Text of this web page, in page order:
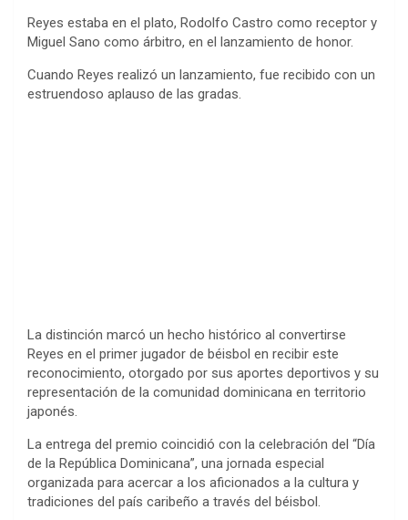
Reyes estaba en el plato, Rodolfo Castro como receptor y
Miguel Sano como árbitro, en el lanzamiento de honor.
Cuando Reyes realizó un lanzamiento, fue recibido con un
estruendoso aplauso de las gradas.
La distinción marcó un hecho histórico al convertirse
Reyes en el primer jugador de béisbol en recibir este
reconocimiento, otorgado por sus aportes deportivos y su
representación de la comunidad dominicana en territorio
japonés.
La entrega del premio coincidió con la celebración del “Día
de la República Dominicana”, una jornada especial
organizada para acercar a los aficionados a la cultura y
tradiciones del país caribeño a través del béisbol.